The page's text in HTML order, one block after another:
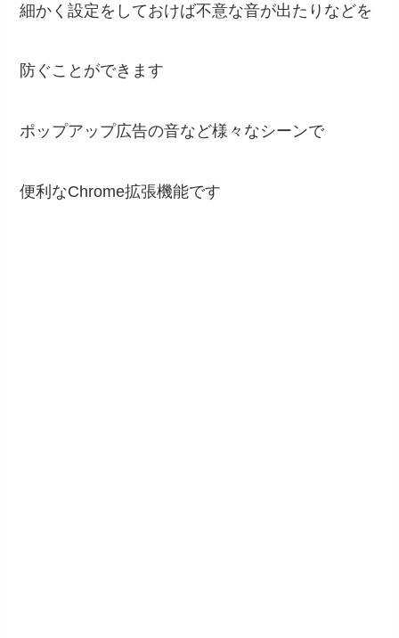
細かく設定をしておけば不意な音が出たりなどを
防ぐことができます
ポップアップ広告の音など様々なシーンで
便利なChrome拡張機能です